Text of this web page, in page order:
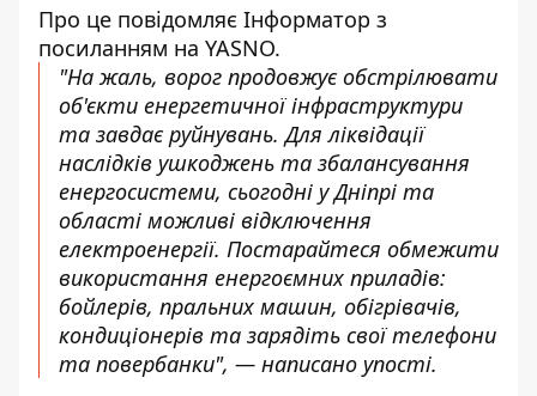
Про це повідомляє Інформатор з
посиланням на YASNO.
"На жаль, ворог продовжує обстрілювати
об'єкти енергетичної інфраструктури
та завдає руйнувань. Для ліквідації
наслідків ушкоджень та збалансування
енергосистеми, сьогодні у Дніпрі та
області можливі відключення
електроенергії. Постарайтеся обмежити
використання енергоємних приладів:
бойлерів, пральних машин, обігрівачів,
кондиціонерів та зарядіть свої телефони
та повербанки", — написано упості.